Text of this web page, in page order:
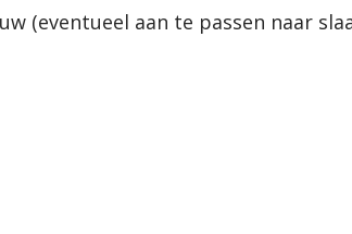
(eventueel aan te passen naar